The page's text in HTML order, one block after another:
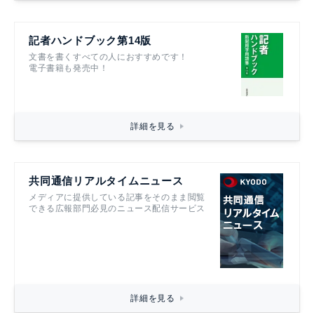
記者ハンドブック第14版
文書を書くすべての人におすすめです！
電子書籍も発売中！
詳細を見る
共同通信リアルタイムニュース
メディアに提供している記事をそのまま閲覧
できる広報部門必見のニュース配信サービス
詳細を見る